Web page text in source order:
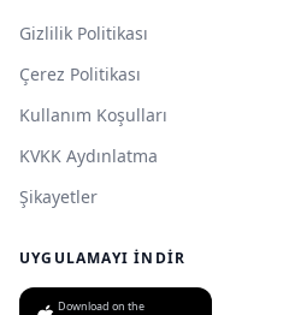
Gizlilik Politikası
Çerez Politikası
Kullanım Koşulları
KVKK Aydınlatma
Şikayetler
UYGULAMAYI İNDIR
Download on the